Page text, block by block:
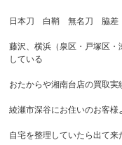
日本刀 白鞘 無名刀 脇差
藤沢、横浜（泉区・戸塚区
している
おたからや湘南台店の買取実
綾瀬市深谷にお住いのお客様
自宅を整理していたら出て来